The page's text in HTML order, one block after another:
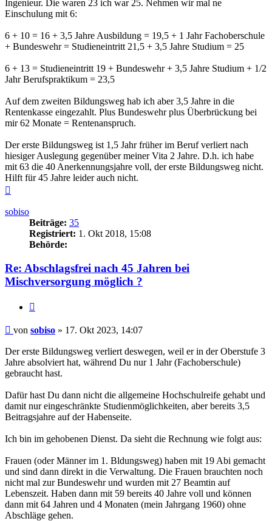
Ingenieur. Die waren 23 ich war 25. Nehmen wir mal ne
Einschulung mit 6:
6 + 10 = 16 + 3,5 Jahre Ausbildung = 19,5 + 1 Jahr Fachoberschule
+ Bundeswehr = Studieneintritt 21,5 + 3,5 Jahre Studium = 25
6 + 13 = Studieneintritt 19 + Bundeswehr + 3,5 Jahre Studium + 1/2
Jahr Berufspraktikum = 23,5
Auf dem zweiten Bildungsweg hab ich aber 3,5 Jahre in die
Rentenkasse eingezahlt. Plus Bundeswehr plus Überbrückung bei
mir 62 Monate = Rentenanspruch.
Der erste Bildungsweg ist 1,5 Jahr früher im Beruf verliert nach
hiesiger Auslegung gegenüber meiner Vita 2 Jahre. D.h. ich habe
mit 63 die 40 Anerkennungsjahre voll, der erste Bildungsweg nicht.
Hilft für 45 Jahre leider auch nicht.
sobiso
Beiträge: 35
Registriert: 1. Okt 2018, 15:08
Behörde:
Re: Abschlagsfrei nach 45 Jahren bei
Mischversorgung möglich ?
Beitrag
von sobiso » 17. Okt 2023, 14:07
Der erste Bildungsweg verliert deswegen, weil er in der Oberstufe 3
Jahre absolviert hat, während Du nur 1 Jahr (Fachoberschule)
gebraucht hast.
Dafür hast Du dann nicht die allgemeine Hochschulreife gehabt und
damit nur eingeschränkte Studienmöglichkeiten, aber bereits 3,5
Beitragsjahre auf der Habenseite.
Ich bin im gehobenen Dienst. Da sieht die Rechnung wie folgt aus:
Frauen (oder Männer im 1. Bldungsweg) haben mit 19 Abi gemacht
und sind dann direkt in die Verwaltung. Die Frauen brauchten noch
nicht mal zur Bundeswehr und wurden mit 27 Beamtin auf
Lebenszeit. Haben dann mit 59 bereits 40 Jahre voll und können
dann mit 64 Jahren und 4 Monaten (mein Jahrgang 1960) ohne
Abschläge gehen.